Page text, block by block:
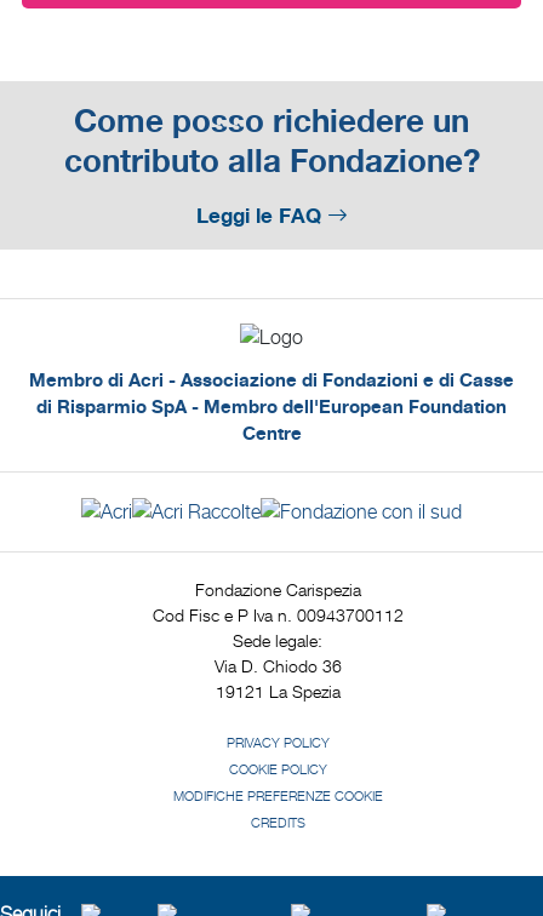
Come posso richiedere un
contributo alla Fondazione?
Leggi le FAQ
Membro di Acri - Associazione di Fondazioni e di Casse
di Risparmio SpA - Membro dell'European Foundation
Centre
Fondazione Carispezia
Cod Fisc e P Iva n. 00943700112
Sede legale:
Via D. Chiodo 36
19121 La Spezia
PRIVACY POLICY
COOKIE POLICY
MODIFICHE PREFERENZE COOKIE
CREDITS